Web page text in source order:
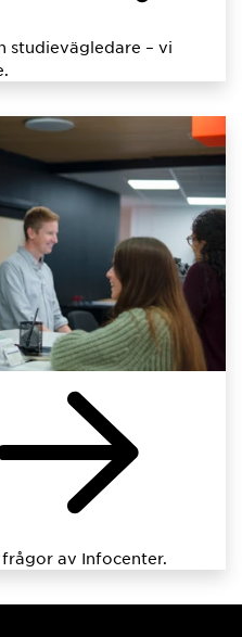
studievägledare – vi
av Infocenter.